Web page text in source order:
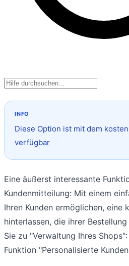
Diese Option ist mit dem
verfügbar
Eine äußerst interessante
Kundenmitteilung: Mit einem
Ihren Kunden ermöglichen, eine
hinterlassen, die ihrer
Sie zu "Verwaltung Ihres
Funktion "Personalisierte